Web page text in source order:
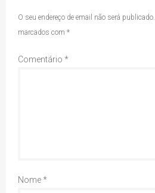
O seu endereço de email não será publicado.
marcados com *
Comentário *
Nome*